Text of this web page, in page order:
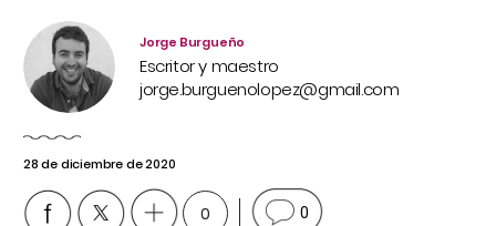
Jorge Burgueño
Escritor y maestro
jorge.burguenolopez@gmail.com
28 de diciembre de 2020
0 0